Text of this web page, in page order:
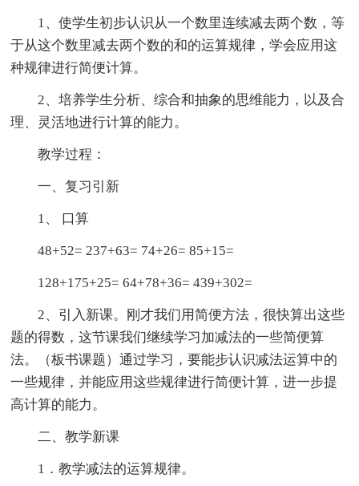
1、使学生初步认识从一个数里连续减去两个数，等
于从这个数里减去两个数的和的运算规律，学会应用这
种规律进行简便计算。
2、培养学生分析、综合和抽象的思维能力，以及合
理、灵活地进行计算的能力。
教学过程：
一、复习引新
1、 口算
48+52= 237+63= 74+26= 85+15=
128+175+25= 64+78+36= 439+302=
2、引入新课。刚才我们用简便方法，很快算出这些
题的得数，这节课我们继续学习加减法的一些简便算
法。（板书课题）通过学习，要能步认识减法运算中的
一些规律，并能应用这些规律进行简便计算，进一步提
高计算的能力。
二、教学新课
1．教学减法的运算规律。